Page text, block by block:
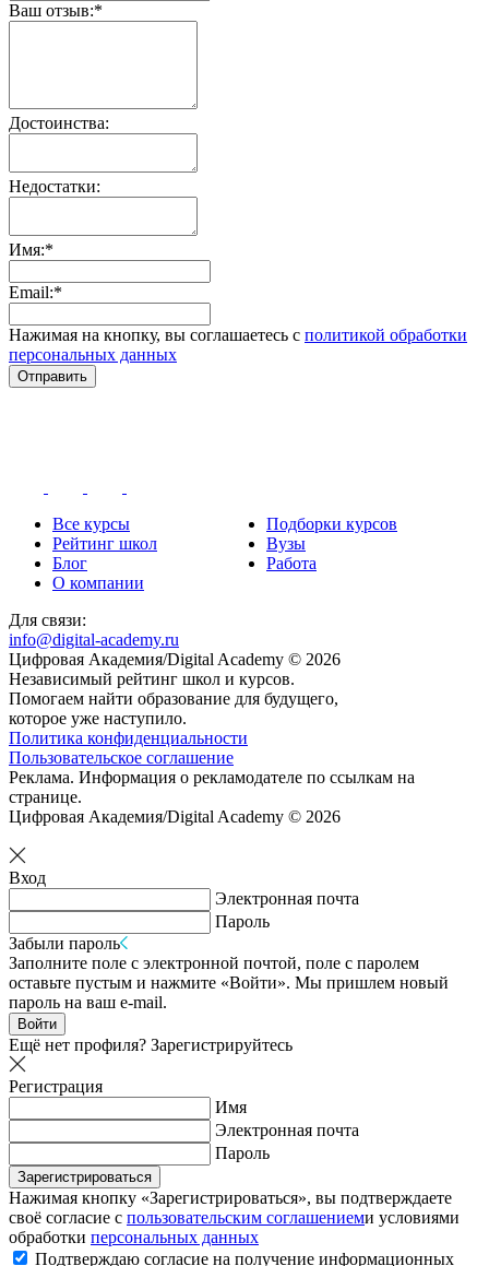
Ваш отзыв:*
Достоинства:
Недостатки:
Имя:*
Email:*
Нажимая на кнопку, вы соглашаетесь с политикой обработки
персональных данных
Отправить
Все курсы
Подборки курсов
Рейтинг школ
Вузы
Блог
Работа
О компании
Для связи:
info@digital-academy.ru
Цифровая Академия/Digital Academy © 2026
Независимый рейтинг школ и курсов.
Помогаем найти образование для будущего,
которое уже наступило.
Политика конфиденциальности
Пользовательское соглашение
Реклама. Информация о рекламодателе по ссылкам на
странице.
Цифровая Академия/Digital Academy © 2026
Вход
Электронная почта
Пароль
Забыли пароль
Заполните поле с электронной почтой, поле с паролем
оставьте пустым и нажмите «Войти». Мы пришлем новый
пароль на ваш e-mail.
Войти
Ещё нет профиля? Зарегистрируйтесь
Регистрация
Имя
Электронная почта
Пароль
Зарегистрироваться
Нажимая кнопку «Зарегистрироваться», вы подтверждаете
своё согласие с пользовательским соглашениеми условиями
обработки персональных данных
Подтверждаю согласие на получение информационных